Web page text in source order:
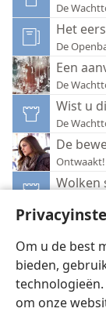
Om u de best
bieden,
om onze
De
Het
De
Een
De
Wist u
De
De
Ontwaakt!
Wolken
Wat
De